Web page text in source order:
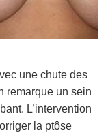
une chute des
remarque un sein
L’intervention
la ptôse